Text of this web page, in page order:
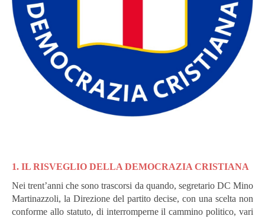
1. IL RISVEGLIO DELLA DEMOCRAZIA CRISTIANA
Nei trent’anni che sono trascorsi da quando, segretario DC Mino
Martinazzoli, la Direzione del partito decise, con una scelta non
conforme allo statuto, di interromperne il cammino politico, vari